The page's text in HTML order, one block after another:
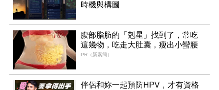
時機與構圖
腹部脂肪的「剋星」找到了，常吃
這幾物，吃走大肚囊，瘦出小蠻腰
PR（新素簡）
伴侶和妳一起預防HPV，才有資格